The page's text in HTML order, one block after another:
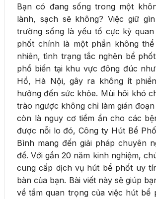
Bạn có đang sống trong một
lành, sạch sẽ không? Việc giữ
trường sống là yếu tố cực kỳ
phốt chính là một phần không
nhiên, tình trạng tắc nghẽn bể
phổ biến tại khu vực đông đúc
Hồ, Hà Nội, gây ra không ít
hưởng đến sức khỏe. Mùi hôi khó
trào ngược không chỉ làm gián
còn là nguy cơ tiềm ẩn cho các
được nỗi lo đó, Công ty Hút Bể
Bình mang đến giải pháp chuyên
để. Với gần 20 năm kinh nghiệm,
cung cấp dịch vụ hút bể phốt uy
bàn của bạn. Bài viết này sẽ giúp
về tầm quan trọng của việc hút bể